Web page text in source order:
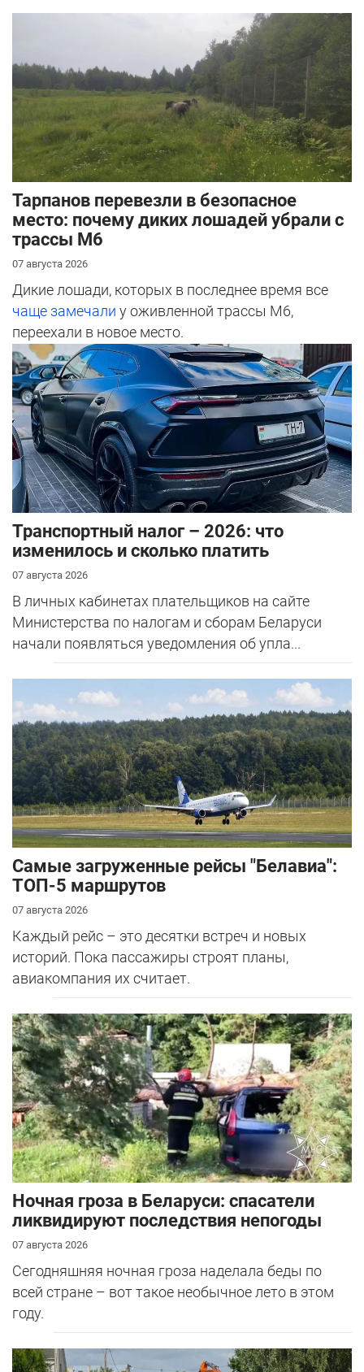
Тарпанов перевезли в безопасное
место: почему диких лошадей убрали с
трассы М6
07 августа 2026
Дикие лошади, которых в последнее время все
чаще замечали у оживленной трассы М6,
переехали в новое место.
Транспортный налог – 2026: что
изменилось и сколько платить
07 августа 2026
В личных кабинетах плательщиков на сайте
Министерства по налогам и сборам Беларуси
начали появляться уведомления об упла...
Самые загруженные рейсы "Белавиа":
ТОП-5 маршрутов
07 августа 2026
Каждый рейс – это десятки встреч и новых
историй. Пока пассажиры строят планы,
авиакомпания их считает.
Ночная гроза в Беларуси: спасатели
ликвидируют последствия непогоды
07 августа 2026
Сегодняшняя ночная гроза наделала беды по
всей стране – вот такое необычное лето в этом
году.